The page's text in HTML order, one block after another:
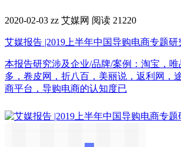
2020-02-03 zz 艾媒网 阅读 21220
艾媒报告 |2019上半年中国导购电商专题研
本报告研究涉及企业/品牌/案例：淘宝，
多，卷皮网，折八百，美丽说，返利网，
商平台，导购电商的认知度已